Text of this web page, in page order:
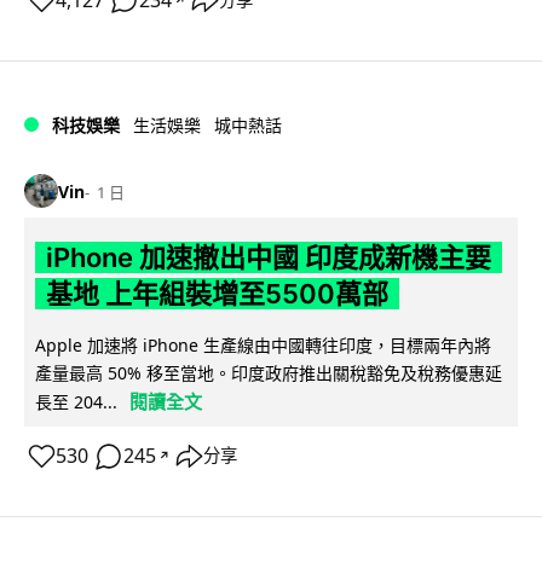
科技娛樂 生活娛樂 城中熱話
Vin 1 日
iPhone 加速撤出中國 印度成新機主要
基地 上年組裝增至5500萬部
Apple 加速將 iPhone 生產線由中國轉往印度，目標兩年內將
產量最高 50% 移至當地。印度政府推出關稅豁免及稅務優惠延
長至 204...
閱讀全文
530 245 ↗ 分享